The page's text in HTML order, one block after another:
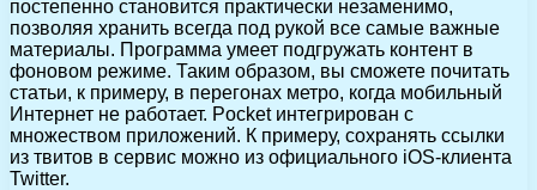
постепенно становится практически незаменимо,
позволяя хранить всегда под рукой все самые важные
материалы. Программа умеет подгружать контент в
фоновом режиме. Таким образом, вы сможете почитать
статьи, к примеру, в перегонах метро, когда мобильный
Интернет не работает. Pocket интегрирован с
множеством приложений. К примеру, сохранять ссылки
из твитов в сервис можно из официального iOS-клиента
Twitter.